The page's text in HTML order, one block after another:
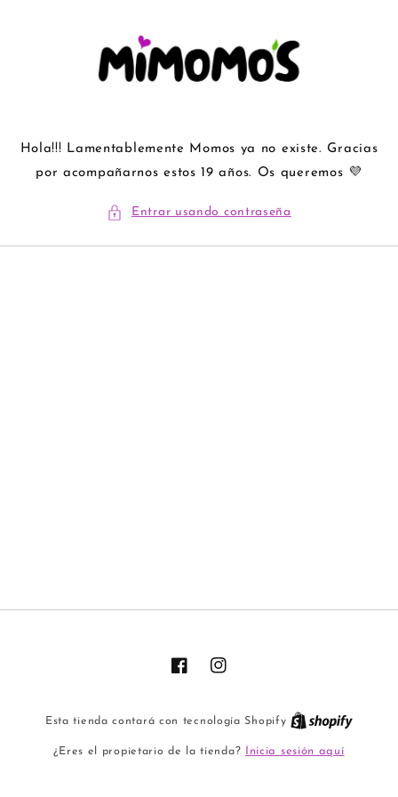
Hola!!! Lamentablemente Momos ya no existe. Gracias
por acompañarnos estos 19 años. Os queremos 💜
Entrar usando contraseña
FacebookInstagram
Esta tienda contará con tecnología Shopify
¿Eres el propietario de la tienda? Inicia sesión aquí